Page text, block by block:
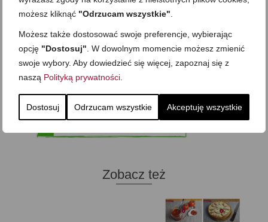
możesz kliknąć "Odrzucam wszystkie"
Możesz także dostosować swoje preferencje, wybierając
opcję "Dostosuj" . W dowolnym momencie możesz zmienić
swoje wybory. Aby dowiedzieć się więcej, zapoznaj się z
naszą Polityką prywatności
Dostosuj Odrzucam wszystkie Akceptuję wszystkie
Zobacz też